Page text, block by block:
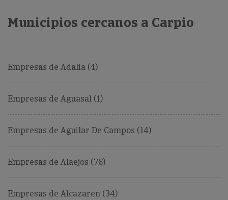
Municipios cercanos a Carpio
Empresas de Adalia (4)
Empresas de Aguasal (1)
Empresas de Aguilar De Campos (14)
Empresas de Alaejos (76)
Empresas de Alcazaren (34)